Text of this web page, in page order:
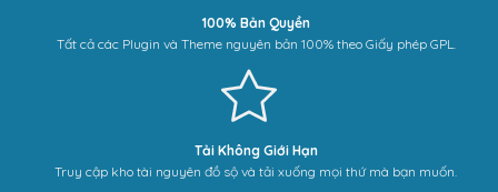
100% Bản Quyền
Tất cả các Plugin và Theme nguyên bản 100% theo Giấy phép GPL.
Tải Không Giới Hạn
Truy cập kho tài nguyên đồ sộ và tải xuống mọi thứ mà bạn muốn.